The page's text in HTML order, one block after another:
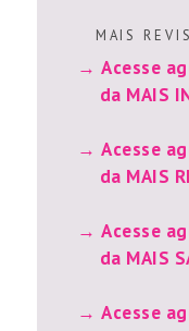
M A I S R E V I S
Acesse
da MAIS
Acesse
da MAIS
Acesse
da MAIS
Acesse